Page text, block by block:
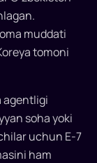
muddati
tomoni
agentligi
soha yoki
uchun E-7
ham